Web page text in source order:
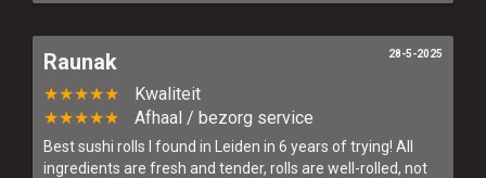
Allergenen
Login
Raunak
★★★★★
Kwaliteit
★★★★★
Afhaal / bezorg service
Best sushi rolls I found in Leiden in 6 years of trying! All
ingredients are fresh and tender, rolls are well-rolled, not
28-5-2025